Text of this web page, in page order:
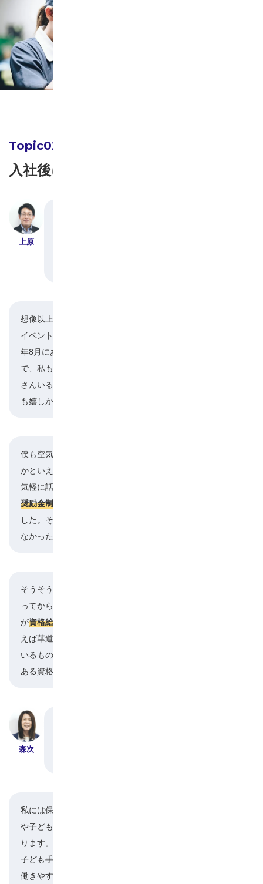
入社後に感じた会社の良さは？
上原
想像以上に社内の雰囲気が良いです。社員旅行や
イベントもあって楽しい行事が多くあります。毎
年8月にある納涼祭では、家族の参加もOKなの
で、私も家族を招待でき、両親に「いい人がたく
さんいる会社でよかったね」と言ってもらえたの
も嬉しかったですね。
僕も空気感や人間関係が好きです。自分はどちら
かといえば人見知りなのですが、年齢を気にせず
気軽に話せます。2024年から
奨励金制度
した。それがなかったらNISAをやってみることも
なかったかもしれません。
そうそう、社員に対して優しい会社ですよね。入
ってから「こんな制度もあったんだ」と驚いたの
が資格給制度
えば華道の免状やワープロ検定など何か取得して
いるものがあれば手当をもらえると聞いて、家に
ある資格の証明書を探して集めました（笑）。
森次
私には保育園に通う子どもがいますが、園の行事
や子どもの通院など、有休の取りやすい環境があ
ります。
子ども手当もとてもありがたいですね。
働きやすい環境があると、仕事もプライベートも